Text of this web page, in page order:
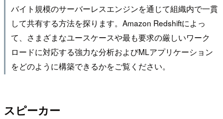
バイト規模のサーバーレスエンジンを通じて組織内で一貫
して共有する方法を探ります。Amazon Redshiftによっ
て、さまざまなユースケースや最も要求の厳しいワーク
ロードに対応する強力な分析およびMLアプリケーション
をどのように構築できるかをご覧ください。
スピーカー